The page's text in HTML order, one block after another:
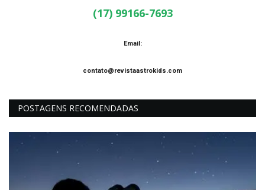
(17) 99166-7693
Email:
contato@revistaastrokids.com
POSTAGENS RECOMENDADAS